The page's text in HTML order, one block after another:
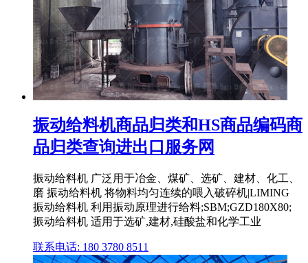
振动给料机商品归类和HS商品编码商
品归类查询进出口服务网
振动给料机 广泛用于冶金、煤矿、选矿、建材、化工、
磨 振动给料机 将物料均匀连续的喂入破碎机|LIMING
振动给料机 利用振动原理进行给料;SBM;GZD180X80;
振动给料机 适用于选矿,建材,硅酸盐和化学工业
联系电话: 180 3780 8511